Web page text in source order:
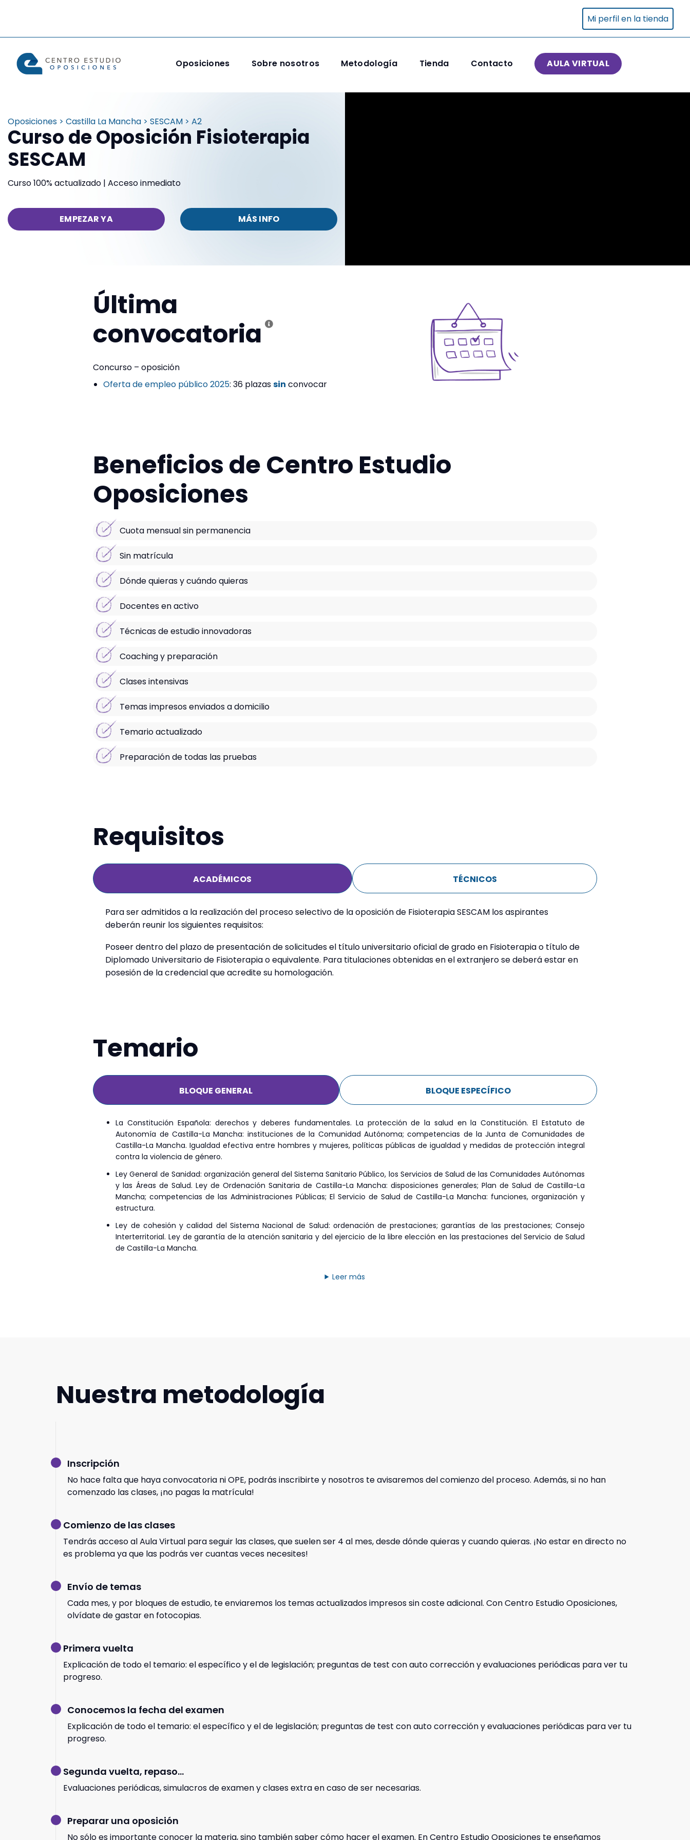
Mi perfil en la tienda
Oposiciones Sobre nosotros Metodología Tienda Contacto AULA VIRTUAL
Oposiciones > Castilla La Mancha > SESCAM > A2
Curso de Oposición Fisioterapia
SESCAM
Curso 100% actualizado | Acceso inmediato
EMPEZAR YA MÁS INFO
Última
convocatoria
Concurso – oposición
Oferta de empleo público 2025: 36 plazassin convocar
Beneficios de Centro Estudio
Oposiciones
Cuota mensual sin permanencia
Sin matrícula
Dónde quieras y cuándo quieras
Docentes en activo
Técnicas de estudio innovadoras
Coaching y preparación
Clases intensivas
Temas impresos enviados a domicilio
Temario actualizado
Preparación de todas las pruebas
Requisitos
ACADÉMICOS TÉCNICOS
Para ser admitidos a la realización del proceso selectivo de la oposición de Fisioterapia SESCAM los aspirantes
deberán reunir los siguientes requisitos:
Poseer dentro del plazo de presentación de solicitudes el título universitario oficial de grado en Fisioterapia o título de
Diplomado Universitario de Fisioterapia o equivalente. Para titulaciones obtenidas en el extranjero se deberá estar en
posesión de la credencial que acredite su homologación.
Temario
BLOQUE GENERAL BLOQUE ESPECÍFICO
La Constitución Española: derechos y deberes fundamentales. La protección de la salud en la Constitución. El Estatuto de
Autonomía de Castilla-La Mancha: instituciones de la Comunidad Autónoma; competencias de la Junta de Comunidades de
Castilla-La Mancha. Igualdad efectiva entre hombres y mujeres, políticas públicas de igualdad y medidas de protección integral
contra la violencia de género.
Ley General de Sanidad: organización general del Sistema Sanitario Público, los Servicios de Salud de las Comunidades Autónomas
y las Áreas de Salud. Ley de Ordenación Sanitaria de Castilla-La Mancha: disposiciones generales; Plan de Salud de Castilla-La
Mancha; competencias de las Administraciones Públicas; El Servicio de Salud de Castilla-La Mancha: funciones, organización y
estructura.
Ley de cohesión y calidad del Sistema Nacional de Salud: ordenación de prestaciones; garantías de las prestaciones; Consejo
Interterritorial. Ley de garantía de la atención sanitaria y del ejercicio de la libre elección en las prestaciones del Servicio de Salud
de Castilla-La Mancha.
Leer más
Nuestra metodología
Inscripción
No hace falta que haya convocatoria ni OPE, podrás inscribirte y nosotros te avisaremos del comienzo del proceso. Además, si no han
comenzado las clases, ¡no pagas la matrícula!
Comienzo de las clases
Tendrás acceso al Aula Virtual para seguir las clases, que suelen ser 4 al mes, desde dónde quieras y cuando quieras. ¡No estar en directo no
es problema ya que las podrás ver cuantas veces necesites!
Envío de temas
Cada mes, y por bloques de estudio, te enviaremos los temas actualizados impresos sin coste adicional. Con Centro Estudio Oposiciones,
olvídate de gastar en fotocopias.
Primera vuelta
Explicación de todo el temario: el específico y el de legislación; preguntas de test con auto corrección y evaluaciones periódicas para ver tu
progreso.
Conocemos la fecha del examen
Explicación de todo el temario: el específico y el de legislación; preguntas de test con auto corrección y evaluaciones periódicas para ver tu
progreso.
Segunda vuelta, repaso...
Evaluaciones periódicas, simulacros de examen y clases extra en caso de ser necesarias.
Preparar una oposición
No sólo es importante conocer la materia, sino también saber cómo hacer el examen. En Centro Estudio Oposiciones te enseñamos